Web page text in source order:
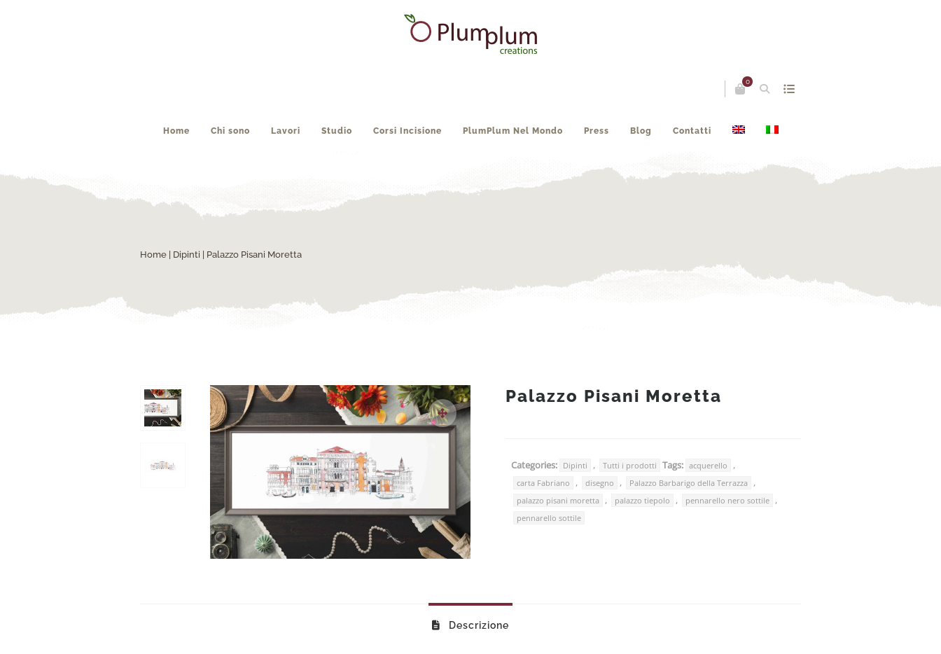
0
Home Chi sono Lavori Studio Corsi Incisione PlumPlum Nel Mondo Press Blog Contatti
Home Dipinti | Palazzo Pisani Moretta
Palazzo Pisani Moretta
Categories: Dipinti , Tutti i prodotti Tags: acquerello ,
carta Fabriano , disegno , Palazzo Barbarigo della Terrazza ,
palazzo pisani moretta , palazzo tiepolo , pennarello nero sottile ,
pennarello sottile
Descrizione